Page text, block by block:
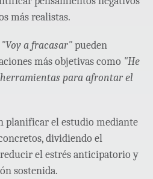
más realistas.
"Voy a fracasar"pueden
más objetivas como "He
para afrontar el
planificar el estudio mediante
dividiendo el
el estrés anticipatorio y
sostenida.